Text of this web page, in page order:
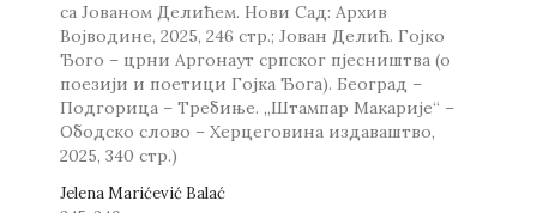
са Јованом Делићем. Нови Сад: Архив
Војводине, 2025, 246 стр.; Јован Делић. Гојко
Ђого – црни Аргонаут српског пјесништва (о
поезији и поетици Гојка Ђога). Београд –
Подгорица – Требиње. „Штампар Макарије“ –
Ободско слово – Херцеговина издаваштво,
2025, 340 стр.)
Jelena Marićević Balać